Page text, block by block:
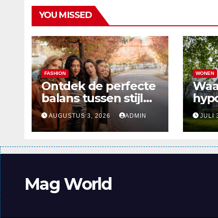
YOU MISSED
FASHION
Ontdek de perfecte
balans tussen stijl
en comfort in de
nieuwste
damesmode
AUGUSTUS 3, 2026 ADMIN
WONEN
JULI
Mag World